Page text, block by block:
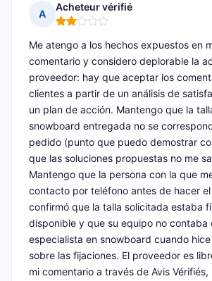
A
Acheteur vérifié
Nota: 2 de 5
Me atengo a los hechos expuestos en
comentario y considero deplorable la
proveedor: hay que aceptar los
clientes a partir de un análisis de
un plan de acción. Mantengo que la
snowboard entregada no se
pedido (punto que puedo demostrar
que las soluciones propuestas no me
Mantengo que la persona con la que
contacto por teléfono antes de hacer
confirmó que la talla solicitada estaba
disponible y que su equipo no contaba
especialista en snowboard cuando
sobre las fijaciones. El proveedor es
mi comentario a través de Avis